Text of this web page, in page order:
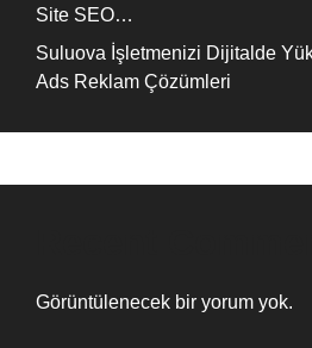
Site SEO…
Suluova İşletmenizi Dijitalde
Ads Reklam Çözümleri
Görüntülenecek bir yorum yok.